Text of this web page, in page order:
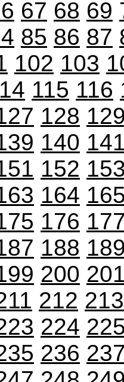
67 68 69
85 86 87
102 103
115 116
128
140
152
164
176
188
200
212 213
224
236